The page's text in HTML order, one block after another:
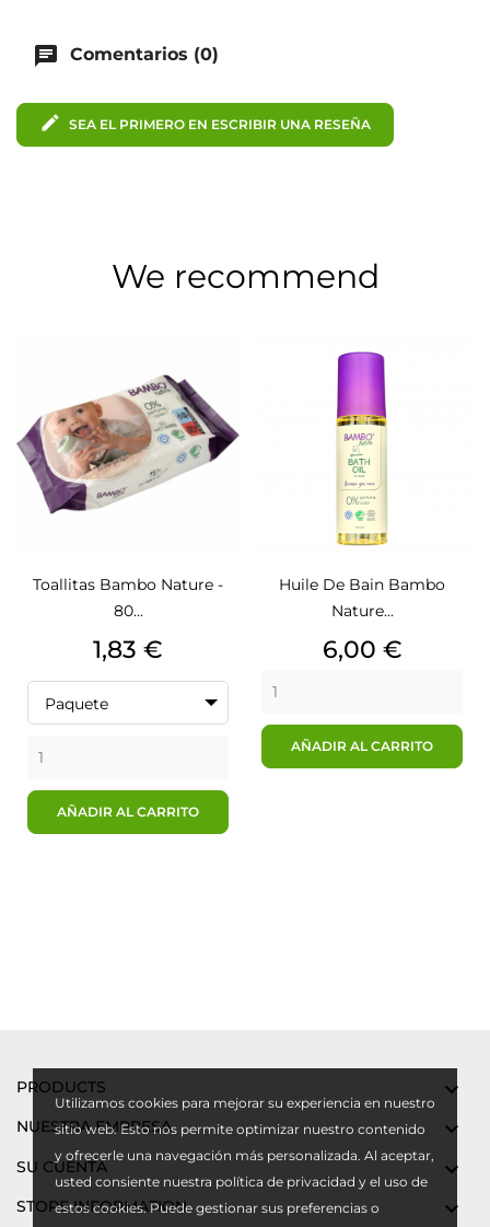
Utilizamos cookies para mejorar su experiencia en nuestro
sitio web. Esto nos permite optimizar nuestro contenido
y ofrecerle una navegación más personalizada. Al aceptar,
usted consiente nuestra política de privacidad y el uso de
estos cookies. Puede gestionar sus preferencias o
chat Comentarios (0)
edit SEA EL PRIMERO EN ESCRIBIR UNA RESEÑA
We recommend
Toallitas Bambo Nature -
80...
Precio
1,83 €
Paquete
AÑADIR AL CARRITO
Huile De Bain Bambo
Nature...
Precio
6,00 €
AÑADIR AL CARRITO
PRODUCTS 
NUESTRA EMPRESA 
SU CUENTA 
STORE INFORMATION 